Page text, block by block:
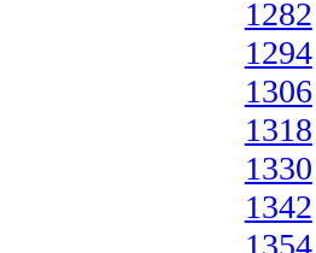
1282
1294
1306
1318
1330
1342
1354